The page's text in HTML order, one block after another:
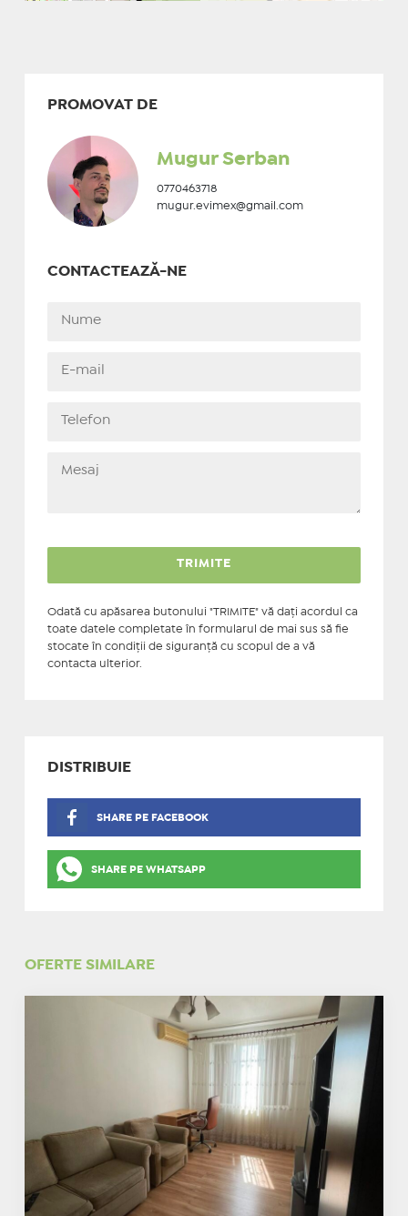
PROMOVAT DE
Mugur Serban
0770463718
mugur.evimex@gmail.com
CONTACTEAZĂ-NE
Odată cu apăsarea butonului "TRIMITE" vă daţi acordul ca
toate datele completate în formularul de mai sus să fie
stocate în condiţii de siguranţă cu scopul de a vă
contacta ulterior.
DISTRIBUIE
SHARE PE FACEBOOK
SHARE PE WHATSAPP
OFERTE SIMILARE